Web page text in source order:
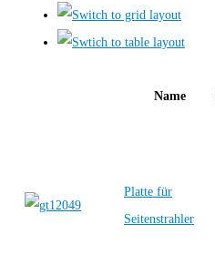
Name
Platte für
Seitenstrahler